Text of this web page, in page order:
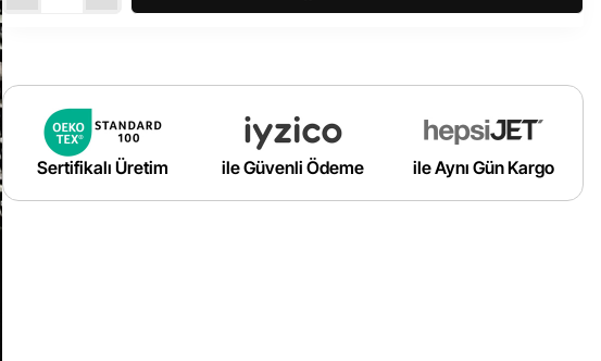
Sertifikalı Üretim ile Güvenli Ödeme ile Aynı Gün Kargo